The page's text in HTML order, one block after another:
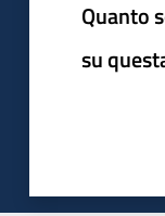
Quanto
su